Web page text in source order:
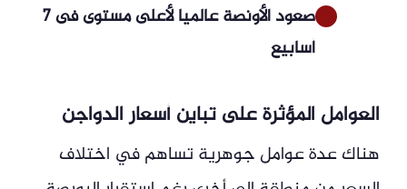
صعود الأونصة عالميا لأعلى مستوى فى 7
أسابيع
العوامل المؤثرة على تباين أسعار الدواجن
هناك عدة عوامل جوهرية تساهم في اختلاف